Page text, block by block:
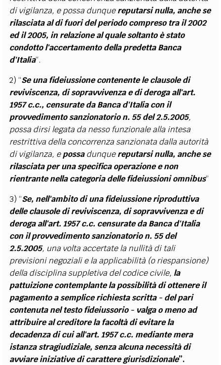
di vigilanza, e possa dunquereputarsi nulla, anche se
rilasciata al di fuori del periodo compreso tra il 2002
ed il 2005, in relazione al quale soltanto è stato
condotto l'accertamento della predetta Banca
d'Italia”.
2) “Se una fideiussione contenente le clausole di
reviviscenza, di sopravvivenza e di deroga all'art.
1957 c.c., censurate da Banca d'Italia con il
provvedimento sanzionatorio n. 55 del 2.5.2005,
possa dirsi legata da nesso funzionale alla intesa
restrittiva della concorrenza sanzionata dalla autorità
di vigilanza, epossadunquereputarsi nulla, anche se
rilasciata per una specifica operazione e non
rientrante nella categoria delle fideiussioni omnibus”
3) “Se, nell'ambito di una fideiussione riproduttiva
delle clausole di reviviscenza, di sopravvivenza e di
deroga all'art. 1957 c.c. censurate da Banca d'Italia
con il provvedimento sanzionatorio n. 55 del
2.5.2005, una volta accertate la nullità di tali
previsioni negoziali e la applicabilità (o riespansione)
della disciplina suppletiva del codice civile, la
pattuizione contemplante la possibilità di ottenere il
pagamento a semplice richiesta scritta - del pari
contenuta nel testo fideiussorio - valga o meno ad
attribuire al creditore la facoltà di evitare la
decadenza di cui all'art. 1957 c.c. mediante mera
istanza stragiudiziale, senza alcuna necessità di
avviare iniziative di carattere giurisdizionale”.